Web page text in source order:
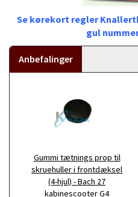
Se kørekort regler
gul
Anbefalinger
Gummi tætnings prop til
skruehuller i frontdæksel
(4-hjul) - Bach 27
kabinescooter G4